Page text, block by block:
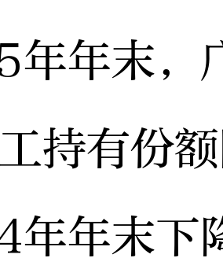
年年末，
持有份
年年末下